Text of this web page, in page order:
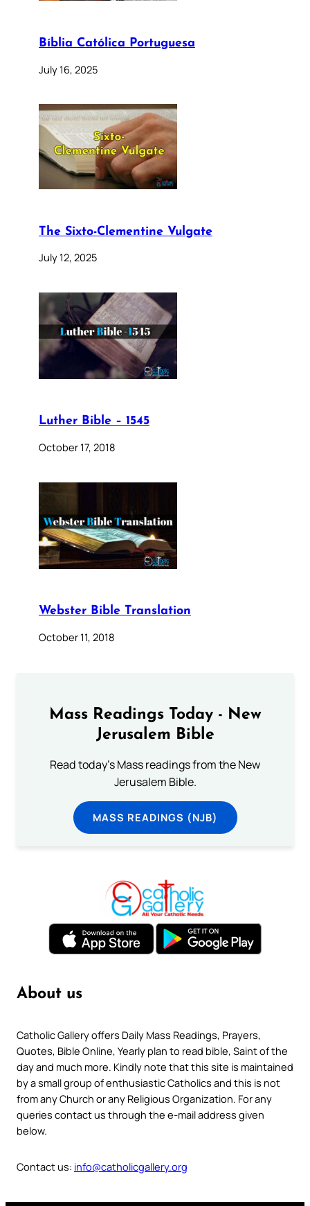
Bíblia Católica Portuguesa
July 16, 2025
The Sixto-Clementine Vulgate
July 12, 2025
Luther Bible – 1545
October 17, 2018
Webster Bible Translation
October 11, 2018
Mass Readings Today - New
Jerusalem Bible
Read today's Mass readings from the New
Jerusalem Bible.
MASS READINGS (NJB)
About us
Catholic Gallery offers Daily Mass Readings, Prayers,
Quotes, Bible Online, Yearly plan to read bible, Saint of the
day and much more. Kindly note that this site is maintained
by a small group of enthusiastic Catholics and this is not
from any Church or any Religious Organization. For any
queries contact us through the e-mail address given
below.
Contact us: info@catholicgallery.org